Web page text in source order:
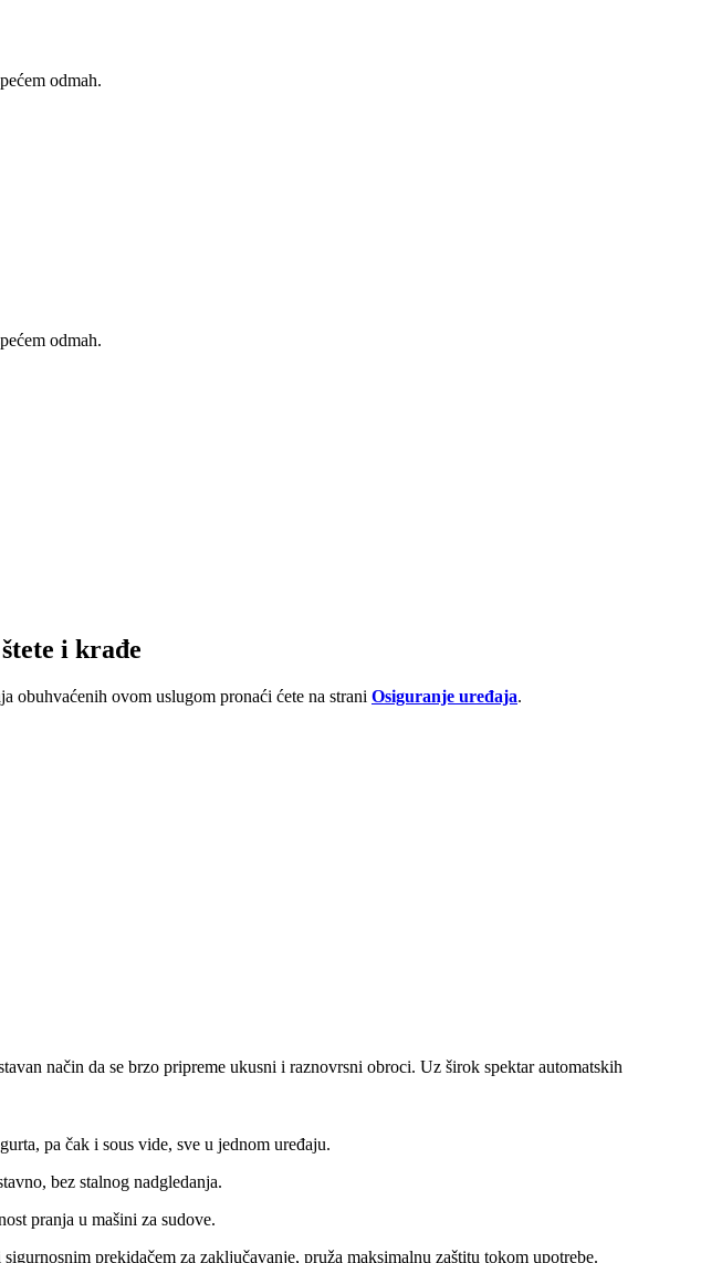
odmah.
odmah.
i krađe
obuhvaćenih ovom uslugom pronaći ćete na strani Osiguranje uređaja.
način da se brzo pripreme ukusni i raznovrsni obroci. Uz širok spektar automatskih
pa čak i sous vide, sve u jednom uređaju.
bez stalnog nadgledanja.
pranja u mašini za sudove.
prekidačem za zaključavanje, pruža maksimalnu zaštitu tokom upotrebe.